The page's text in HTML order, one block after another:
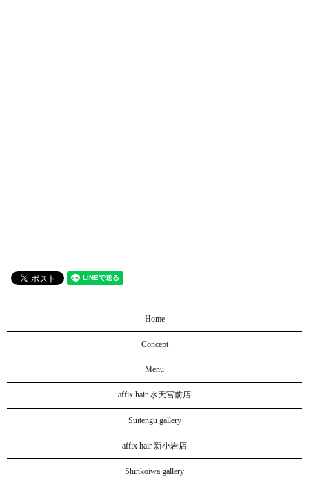
Home
Concept
Menu
affix hair 水天宮前店
Suitengu gallery
affix hair 新小岩店
Shinkoiwa gallery